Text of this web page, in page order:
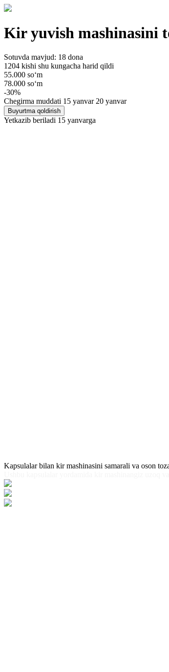
Kir yuvish mashinasini
Sotuvda mavjud: 18 dona
1204 kishi shu kungacha harid qildi
55.000 so‘m
78.000 so‘m
-30%
Chegirma muddati 15 yanvar 20 yanvar
Buyurtma qoldirish
Yetkazib beriladi 15 yanvarga
Kapsulalar bilan kir mashinasini samarali va oson